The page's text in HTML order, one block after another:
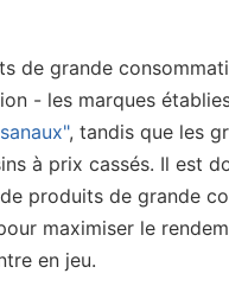
de grande
- les marques
, tandis que les
à prix cassés. Il est
produits de grande
maximiser le
en jeu.